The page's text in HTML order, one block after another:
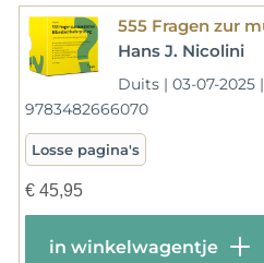
Hans J. Nicolini
Duits | 03-07-2025 |
9783482666070
Losse pagina's
€45,95
in winkelwagentje